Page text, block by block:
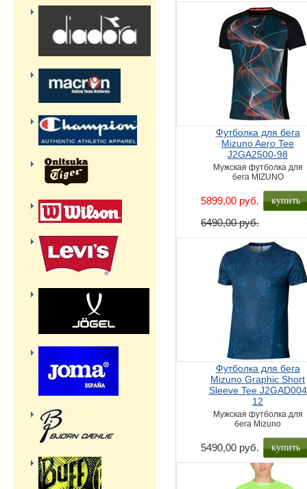
Футболка для бега
Mizuno Aero Tee
J2GA2500-98
Мужская футболка для
бега MIZUNO
5899,00 руб.
6490,00 руб.
купить
Футболка для бега
Mizuno Graphic Short
Sleeve Tee J2GAD004
12
Мужская футболка для
бега Mizuno
5490,00 руб. купить